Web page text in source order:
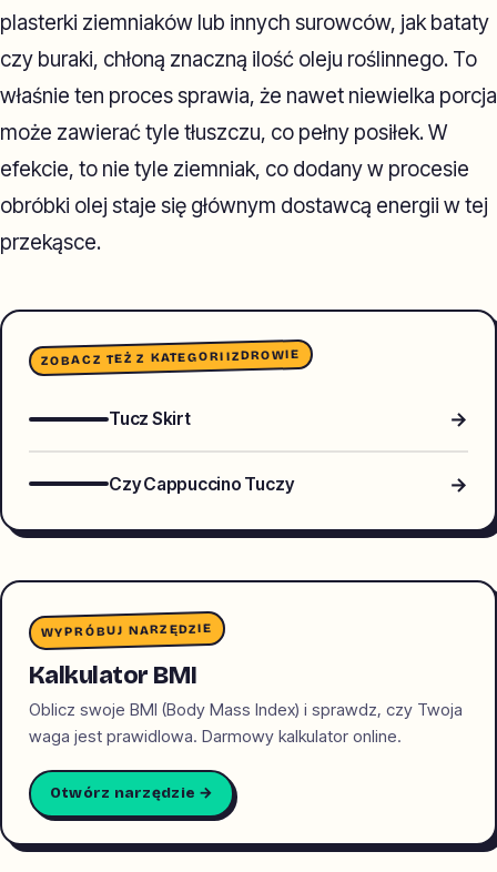
plasterki ziemniaków lub innych surowców, jak bataty
czy buraki, chłoną znaczną ilość oleju roślinnego. To
właśnie ten proces sprawia, że nawet niewielka porcja
może zawierać tyle tłuszczu, co pełny posiłek. W
efekcie, to nie tyle ziemniak, co dodany w procesie
obróbki olej staje się głównym dostawcą energii w tej
przekąsce.
ZOBACZ TEŻ Z KATEGORIIZDROWIE
Tucz Skirt →
Czy Cappuccino Tuczy →
WYPRÓBUJ NARZĘDZIE
Kalkulator BMI
Oblicz swoje BMI (Body Mass Index) i sprawdz, czy Twoja
waga jest prawidlowa. Darmowy kalkulator online.
Otwórz narzędzie →